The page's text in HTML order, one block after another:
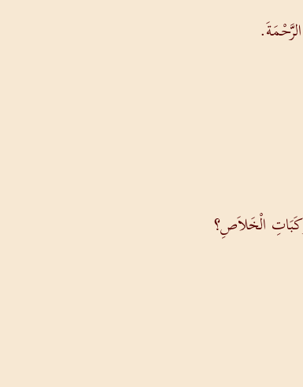
الْخَلاَصِ؟